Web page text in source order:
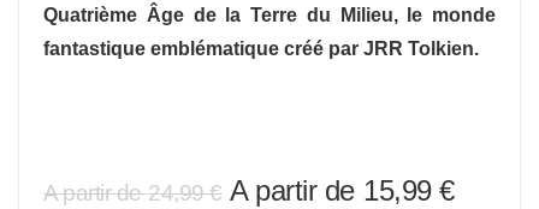
Quatrième Âge de la Terre du Milieu, le monde
fantastique emblématique créé par JRR Tolkien.
24,99€ Le
15,99 €Le